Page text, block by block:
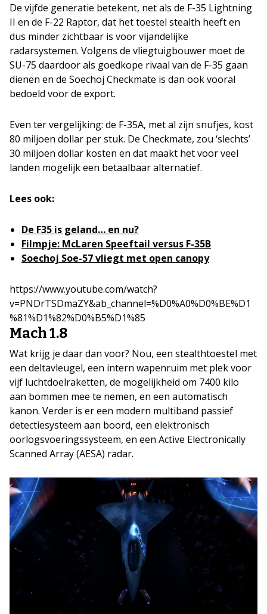
De vijfde generatie betekent, net als de F-35 Lightning
II en de F-22 Raptor, dat het toestel stealth heeft en
dus minder zichtbaar is voor vijandelijke
radarsystemen. Volgens de vliegtuigbouwer moet de
SU-75 daardoor als goedkope rivaal van de F-35 gaan
dienen en de Soechoj Checkmate is dan ook vooral
bedoeld voor de export.
Even ter vergelijking: de F-35A, met al zijn snufjes, kost
80 miljoen dollar per stuk. De Checkmate, zou ‘slechts’
30 miljoen dollar kosten en dat maakt het voor veel
landen mogelijk een betaalbaar alternatief.
Lees ook:
De F35 is geland… en nu?
Filmpje: McLaren Speeftail versus F-35B
Soechoj Soe-57 vliegt met open canopy
https://www.youtube.com/watch?
v=PNDrTSDmaZY&ab_channel=%D0%A0%D0%BE%D1
%81%D1%82%D0%B5%D1%85
Mach 1.8
Wat krijg je daar dan voor? Nou, een stealthtoestel met
een deltavleugel, een intern wapenruim met plek voor
vijf luchtdoelraketten, de mogelijkheid om 7400 kilo
aan bommen mee te nemen, en een automatisch
kanon. Verder is er een modern multiband passief
detectiesysteem aan boord, een elektronisch
oorlogsvoeringssysteem, en een Active Electronically
Scanned Array (AESA) radar.